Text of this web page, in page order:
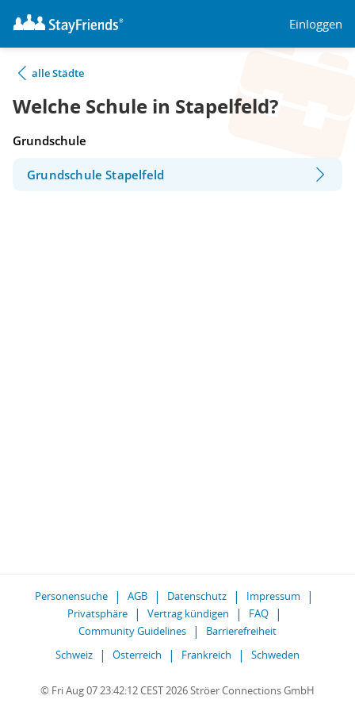
Einloggen
alle Städte
Welche Schule in Stapelfeld?
Grundschule
Grundschule Stapelfeld
Personensuche AGB Datenschutz
Impressum
Privatsphäre
Vertrag kündigen
FAQ
Community Guidelines
Barrierefreiheit
Schweiz
Österreich Frankreich Schweden
© Fri Aug 07 23:42:12 CEST 2026 Ströer Connections GmbH